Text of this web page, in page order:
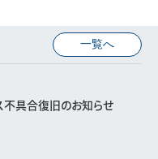
一覧へ
不具合復旧のお知らせ